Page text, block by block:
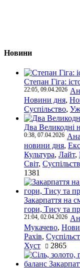
Новини
Степан Гіга:
22:05, 09.04.2026
Новини дня,
Суспільство,
Два Великодні
0:38, 07.04.2026
новини дня,
Культура, Лайт,
Світ,
1381
Закарпаття на
гори, Тису та
21:04, 02.04.2026
Мукачево,
Рахів,
Хуст
2865